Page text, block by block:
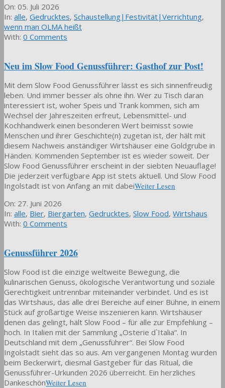
2026-
07-
05
On: 05. Juli 2026
In: alle, Gedrucktes, Schaustellung|Festivität|Verrichtung,
wenn man OLMA heißt
With: 0 Comments
Neu im Slow Food Genussführer: Gasthof zur Post!
Mit dem Slow Food Genussführer lässt es sich sinnenfreudig
leben. Und immer besser als ohne ihn. Wer zu Tisch daran
interessiert ist, woher Speis und Trank kommen, sich am
Wechsel der Jahreszeiten erfreut, Lebensmittel- und
Kochhandwerk einen besonderen Wert beimisst sowie
Menschen und ihrer Geschichte(n) zugetan ist, der hält mit
diesem Nachweis anständiger Wirtshäuser eine Goldgrube in
Händen. Kommenden September ist es wieder soweit. Der
Slow Food Genussführer erscheint in der siebten Neuauflage!
Die jederzeit verfügbare App ist stets aktuell. Und Slow Food
Ingolstadt ist von Anfang an mit dabeiWeiter Lesen
2026-
06-
27
On: 27. Juni 2026
In: alle, Bier, Biergarten, Gedrucktes, Slow Food, Wirtshaus
With: 0 Comments
Genussführer 2026
Slow Food ist die einzige weltweite Bewegung, die
kulinarischen Genuss, ökologische Verantwortung und soziale
Gerechtigkeit untrennbar miteinander verbindet. Und es ist
das Wirtshaus, das alle drei Bereiche auf einer Bühne, in einem
Stück auf großartige Weise inszenieren kann. Wirtshäuser
denen das gelingt, hält Slow Food – für alle zur Empfehlung –
hoch. In Italien mit der Sammlung „Osterie d`Italia“. In
Deutschland mit dem „Genussführer“. Bei Slow Food
Ingolstadt sieht das so aus. Am vergangenen Montag wurden
beim Beckerwirt, diesmal Gastgeber für das Ritual, die
Genussführer-Urkunden 2026 überreicht. Ein herzliches
DankeschönWeiter Lesen